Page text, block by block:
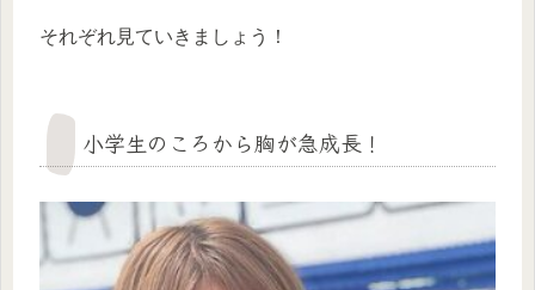
それぞれ見ていきましょう！
小学生のころから胸が急成長！